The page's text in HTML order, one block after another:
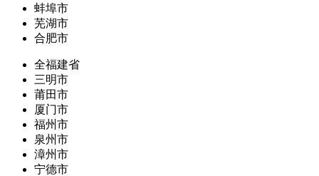
蚌埠市
芜湖市
合肥市
全福建省
三明市
莆田市
厦门市
福州市
泉州市
漳州市
宁德市